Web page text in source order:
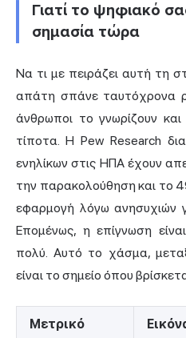
Γιατί το ψηφιακό
σημασία τώρα
Να τι με πειράζει αυτή τη
απάτη σπάνε ταυτόχρονα
άνθρωποι το γνωρίζουν
τίποτα. Η Pew Research
ενηλίκων στις ΗΠΑ έχουν
την παρακολούθηση και το
εφαρμογή λόγω ανησυχιών
Επομένως, η επίγνωση
πολύ. Αυτό το χάσμα,
είναι το σημείο όπου
Μετρικό